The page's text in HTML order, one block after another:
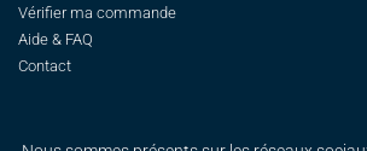
Vérifier ma commande
Aide & FAQ
Contact